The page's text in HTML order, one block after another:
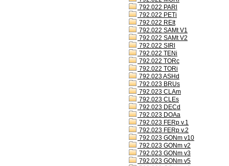
792.022 PARl
792.022 PETi
792.022 REIt
792.022 SAMt V1
792.022 SAMt V2
792.022 SIRl
792.022 TENi
792.022 TORc
792.022 TORi
792.023 ASHd
792.023 BRUs
792.023 CLAm
792.023 CLEs
792.023 DECd
792.023 DOAa
792.023 FERp v.1
792.023 FERp v.2
792.023 GONm v10
792.023 GONm v2
792.023 GONm v3
792.023 GONm v5